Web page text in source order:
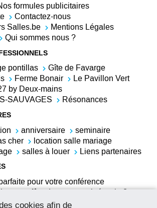
cookies afin de
formules publicitaires
Contactez-nous
Salles.be
Mentions Légales
Qui sommes nous ?
pontillas
Gîte de Favarge
Ferme Bonair
Le Pavillon Vert
by Deux-mains
SAUVAGES
Résonances
anniversaire
seminaire
cher
location salle mariage
salles à louer Liens partenaires
pour votre conférence
une fête du personnel réussie ?
l'anniversaire de sa grand-mère